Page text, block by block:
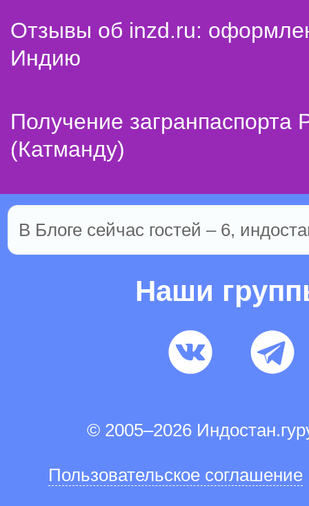
Отзывы об inzd.ru:
Индию
Получение
(Катманду)
В Блоге сейчас гостей – 6,
Наши
© 2005–2026
Пользовательское соглашение